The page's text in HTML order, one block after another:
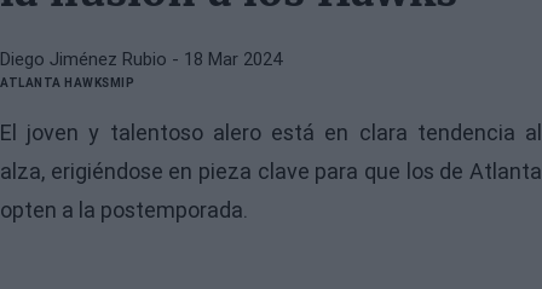
Diego Jiménez Rubio - 18 Mar 2024
ATLANTA HAWKSMIP
El joven y talentoso alero está en clara tendencia al
alza, erigiéndose en pieza clave para que los de Atlanta
opten a la postemporada.